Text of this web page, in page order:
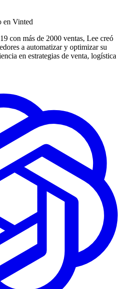
en Vinted
con más de 2000 ventas, Lee creó
a automatizar y optimizar su
en estrategias de venta, logística